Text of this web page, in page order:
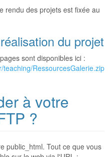
rendu des projets est fixée au
du projet
sont disponibles ici :
RessourcesGalerie.zip
à votre
?
public_html. Tout ce que vous